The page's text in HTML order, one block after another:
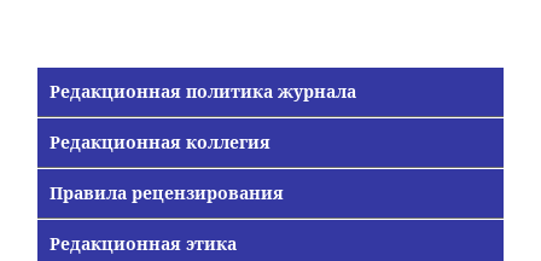
Редакционная политика журнала
Редакционная коллегия
Правила рецензирования
Редакционная этика